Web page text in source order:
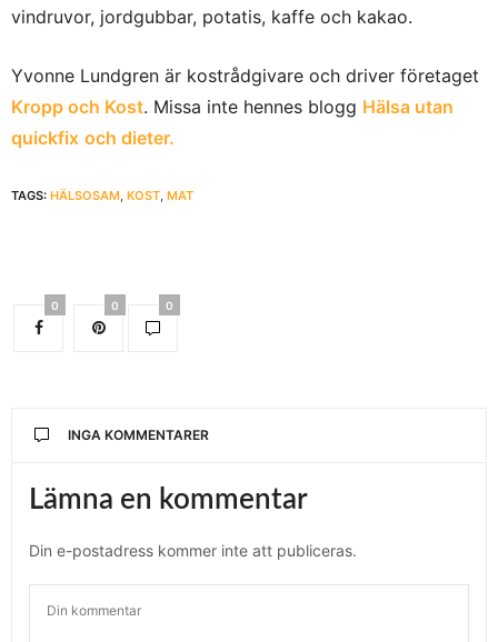
vindruvor, jordgubbar, potatis, kaffe och kakao.
Yvonne Lundgren är kostrådgivare och driver företaget
Kropp och Kost. Missa inte hennes blogg Hälsa utan
quickfix och dieter.
TAGS: HÄLSOSAM KOST MAT
0 0 0
INGA KOMMENTARER
Lämna en kommentar
Din e-postadress kommer inte att publiceras.